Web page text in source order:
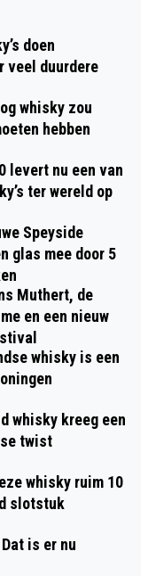
doen
veel duurdere
whisky zou
hebben
levert nu een van
ter wereld op
Speyside
glas mee door 5
Muthert, de
en een nieuw
whisky is een
whisky kreeg een
twist
whisky ruim 10
slotstuk
is er nu